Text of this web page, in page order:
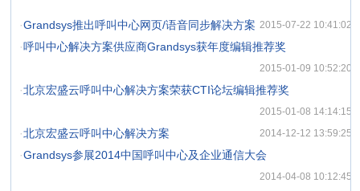
·Grandsys推出呼叫中心网页/语音同步解决方案 2015-07-22 10:41:02
·呼叫中心解决方案供应商Grandsys获年度编辑推荐奖
2015-01-09 10:52:20
·北京宏盛云呼叫中心解决方案荣获CTI论坛编辑推荐奖
2015-01-08 14:14:15
·北京宏盛云呼叫中心解决方案 2014-12-12 13:59:25
·Grandsys参展2014中国呼叫中心及企业通信大会
2014-04-08 10:12:45